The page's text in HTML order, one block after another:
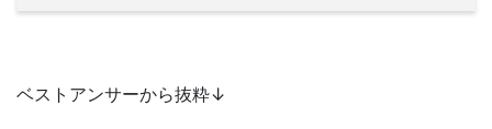
ベストアンサーから抜粋↓